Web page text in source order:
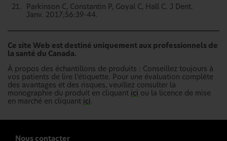
Parkinson C, Constantin P, Goyal C, Hall C. J Dent.
Janv. 2017;56:39-44.
Ce site Web est destiné uniquement aux professionnels de
la santé du Canada.
À propos des échantillons de produits : Conseillez toujours à
vos patients de lire l’étiquette. Pour une évaluation complète
des avantages et des risques, veuillez consulter la
monographie du produit en cliquant ici ou la licence de mise
en marché en cliquant ici.
Nous contacter